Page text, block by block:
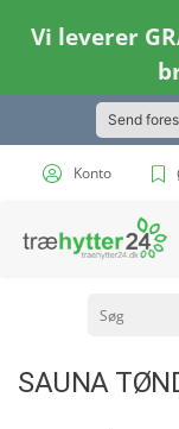
Vi leverer
Send
Konto
SAUNA